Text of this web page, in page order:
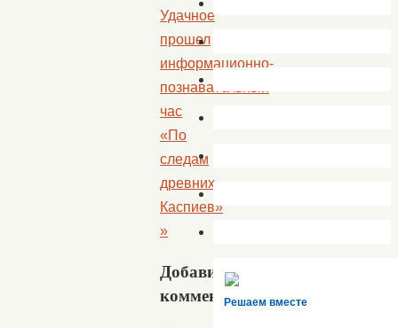
Удачное
прошел
информационно-
познавательный
час
«По
следам
древних
Каспиев»
»
Добавить
комментарийРешаем вместе